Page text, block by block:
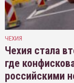
ЧЕХИЯ
Чехия стала
где
российскими